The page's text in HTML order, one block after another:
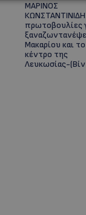
ΜΑΡΙΝΟΣ
πρωτοβουλίες
Μακαρίου και το
κέντρο της
Λευκωσίας-